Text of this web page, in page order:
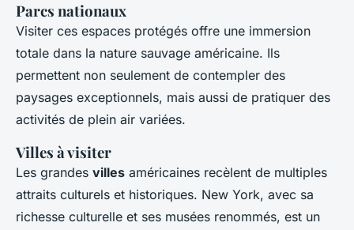
Parcs nationaux
Visiter ces espaces protégés offre une immersion
totale dans la nature sauvage américaine. Ils
permettent non seulement de contempler des
paysages exceptionnels, mais aussi de pratiquer des
activités de plein air variées.
Villes à visiter
Les grandes villes américaines recèlent de multiples
attraits culturels et historiques. New York, avec sa
richesse culturelle et ses musées renommés, est un